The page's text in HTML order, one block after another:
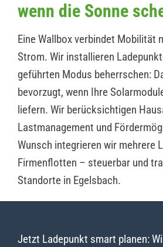
wenn die Sonne
Eine Wallbox verbindet Mobilität
Strom. Wir installieren
geführten Modus beherrschen:
bevorzugt, wenn Ihre
liefern. Wir berücksichtigen
Lastmanagement und
Wunsch integrieren wir mehrere
Firmenflotten – steuerbar und
Standorte in Egelsbach.
Jetzt Ladepunkt smart planen: